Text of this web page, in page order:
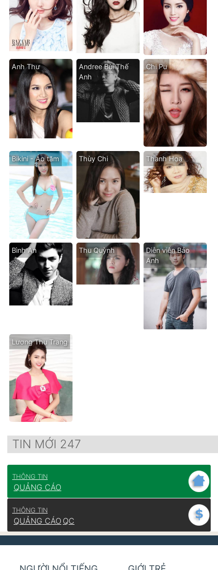
Anh Thư
Andree Bùi Thế
Anh
Chi Pu
Bikini - Áo tăm Thùy Chi Thanh Hoa
Bình An Thu Quỳnh
Diễn viên Bảo
Anh
Lương Thu Trang
TIN MỚI 247
THÔNG TIN
QUẢNG CÁO
THÔNG TIN
QUẢNG CÁO QC